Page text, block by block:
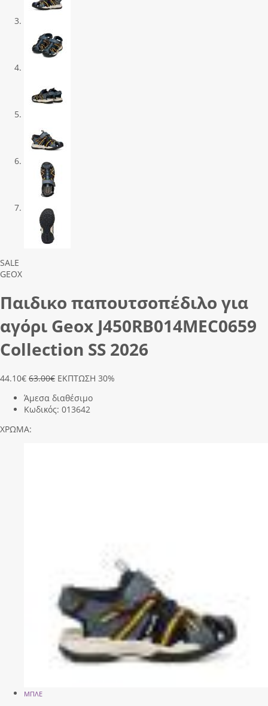
Previous
Next
SALE
GEOX
Παιδικο παπουτσοπέδιλο για
αγόρι Geox J450RΒ014ΜEC0659
Collection SS 2026
44.10€ 63.00€ ΕΚΠΤΩΣΗ 30%
Άμεσα διαθέσιμο
Κωδικός: 013642
ΧΡΩΜΑ:
ΜΠΛΕ